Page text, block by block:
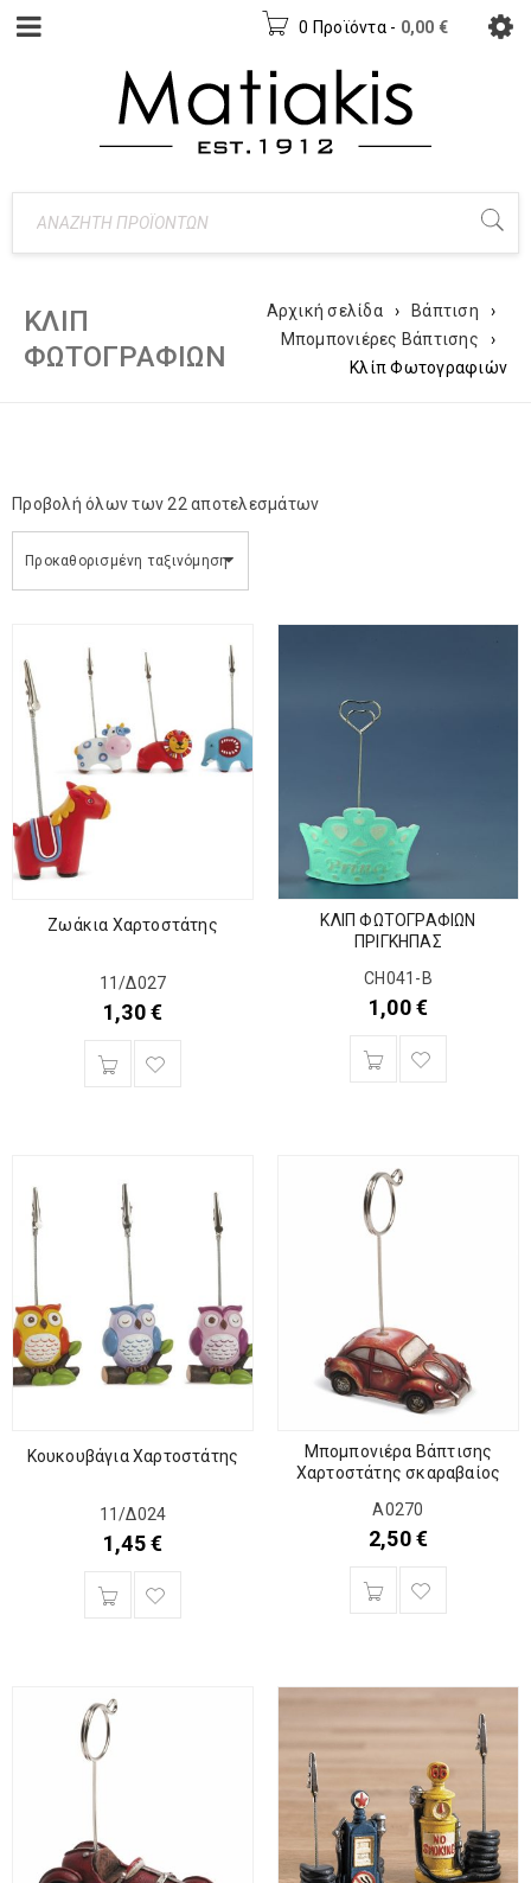
0 Προϊόντα - 0,00 €
ΚΛΊΠ
ΦΩΤΟΓΡΑΦΙΏΝ
Αρχική σελίδα › Βάπτιση
›
Μπομπονιέρες Βάπτισης
›
Κλίπ Φωτογραφιών
Προβολή όλων των 22 αποτελεσμάτων
Προκαθορισμένη ταξινόμηση
Ζωάκια Χαρτοστάτης
11/Δ027
1,30€
ΚΛΙΠ ΦΩΤΟΓΡΑΦΙΩΝ
ΠΡΙΓΚΗΠΑΣ
CΗ041-Β
1,00€
Κουκουβάγια Χαρτοστάτης
11/Δ024
1,45€
Μπομπονιέρα Βάπτισης
Χαρτοστάτης σκαραβαίος
Α0270
2,50€